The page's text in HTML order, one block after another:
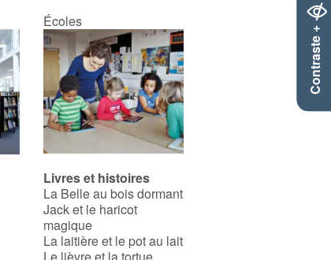
Contraste +
Écoles
Livres et histoires
La Belle au bois dormant
Jack et le haricot
magique
La laitière et le pot au lait
Le lièvre et la tortue